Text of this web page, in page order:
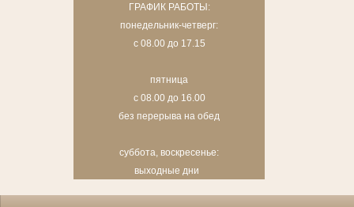
ГРАФИК РАБОТЫ:
понедельник-четверг:
с 08.00 до 17.15
пятница
с 08.00 до 16.00
без перерыва на обед
суббота, воскресенье:
выходные дни